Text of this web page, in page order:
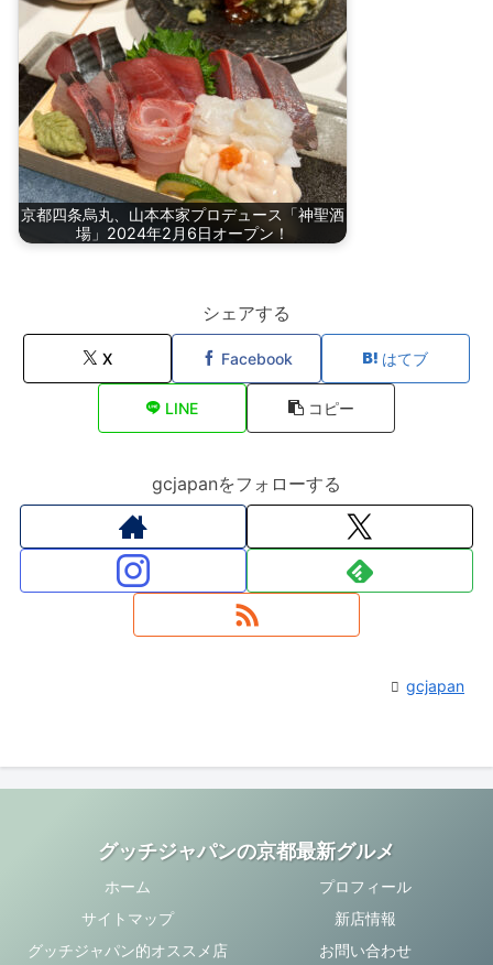
京都四条烏丸、山本本家プロデュース「神聖酒
場」2024年2月6日オープン！
シェアする
X Facebook はてブ
LINE コピー
gcjapanをフォローする
gcjapan
グッチジャパンの京都最新グルメ
ホーム
プロフィール
サイトマップ
新店情報
グッチジャパン的オススメ店
お問い合わせ